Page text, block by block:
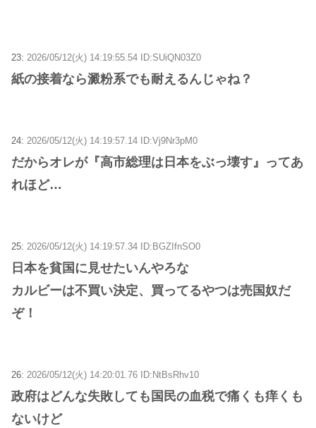
23: 2026/05/12(火) 14:19:55.54 ID:SUiQN03Z0
紙の接着なら澱粉系でも耐えるんじゃね？
24: 2026/05/12(火) 14:19:57.14 ID:Vj9Nr3pM0
だからオレが『高市総理は日本をぶっ壊す』ってあ
れほど…
25: 2026/05/12(火) 14:19:57.34 ID:BGZIfnSO0
日本を貧国に見せたいんやろな
カルビーは不買い決定、買ってるやつは売国奴だ
ぞ！
26: 2026/05/12(火) 14:20:01.76 ID:NtBsRhv10
政府はどんな失敗しても国民の血税で痛くも痒くも
ないけど